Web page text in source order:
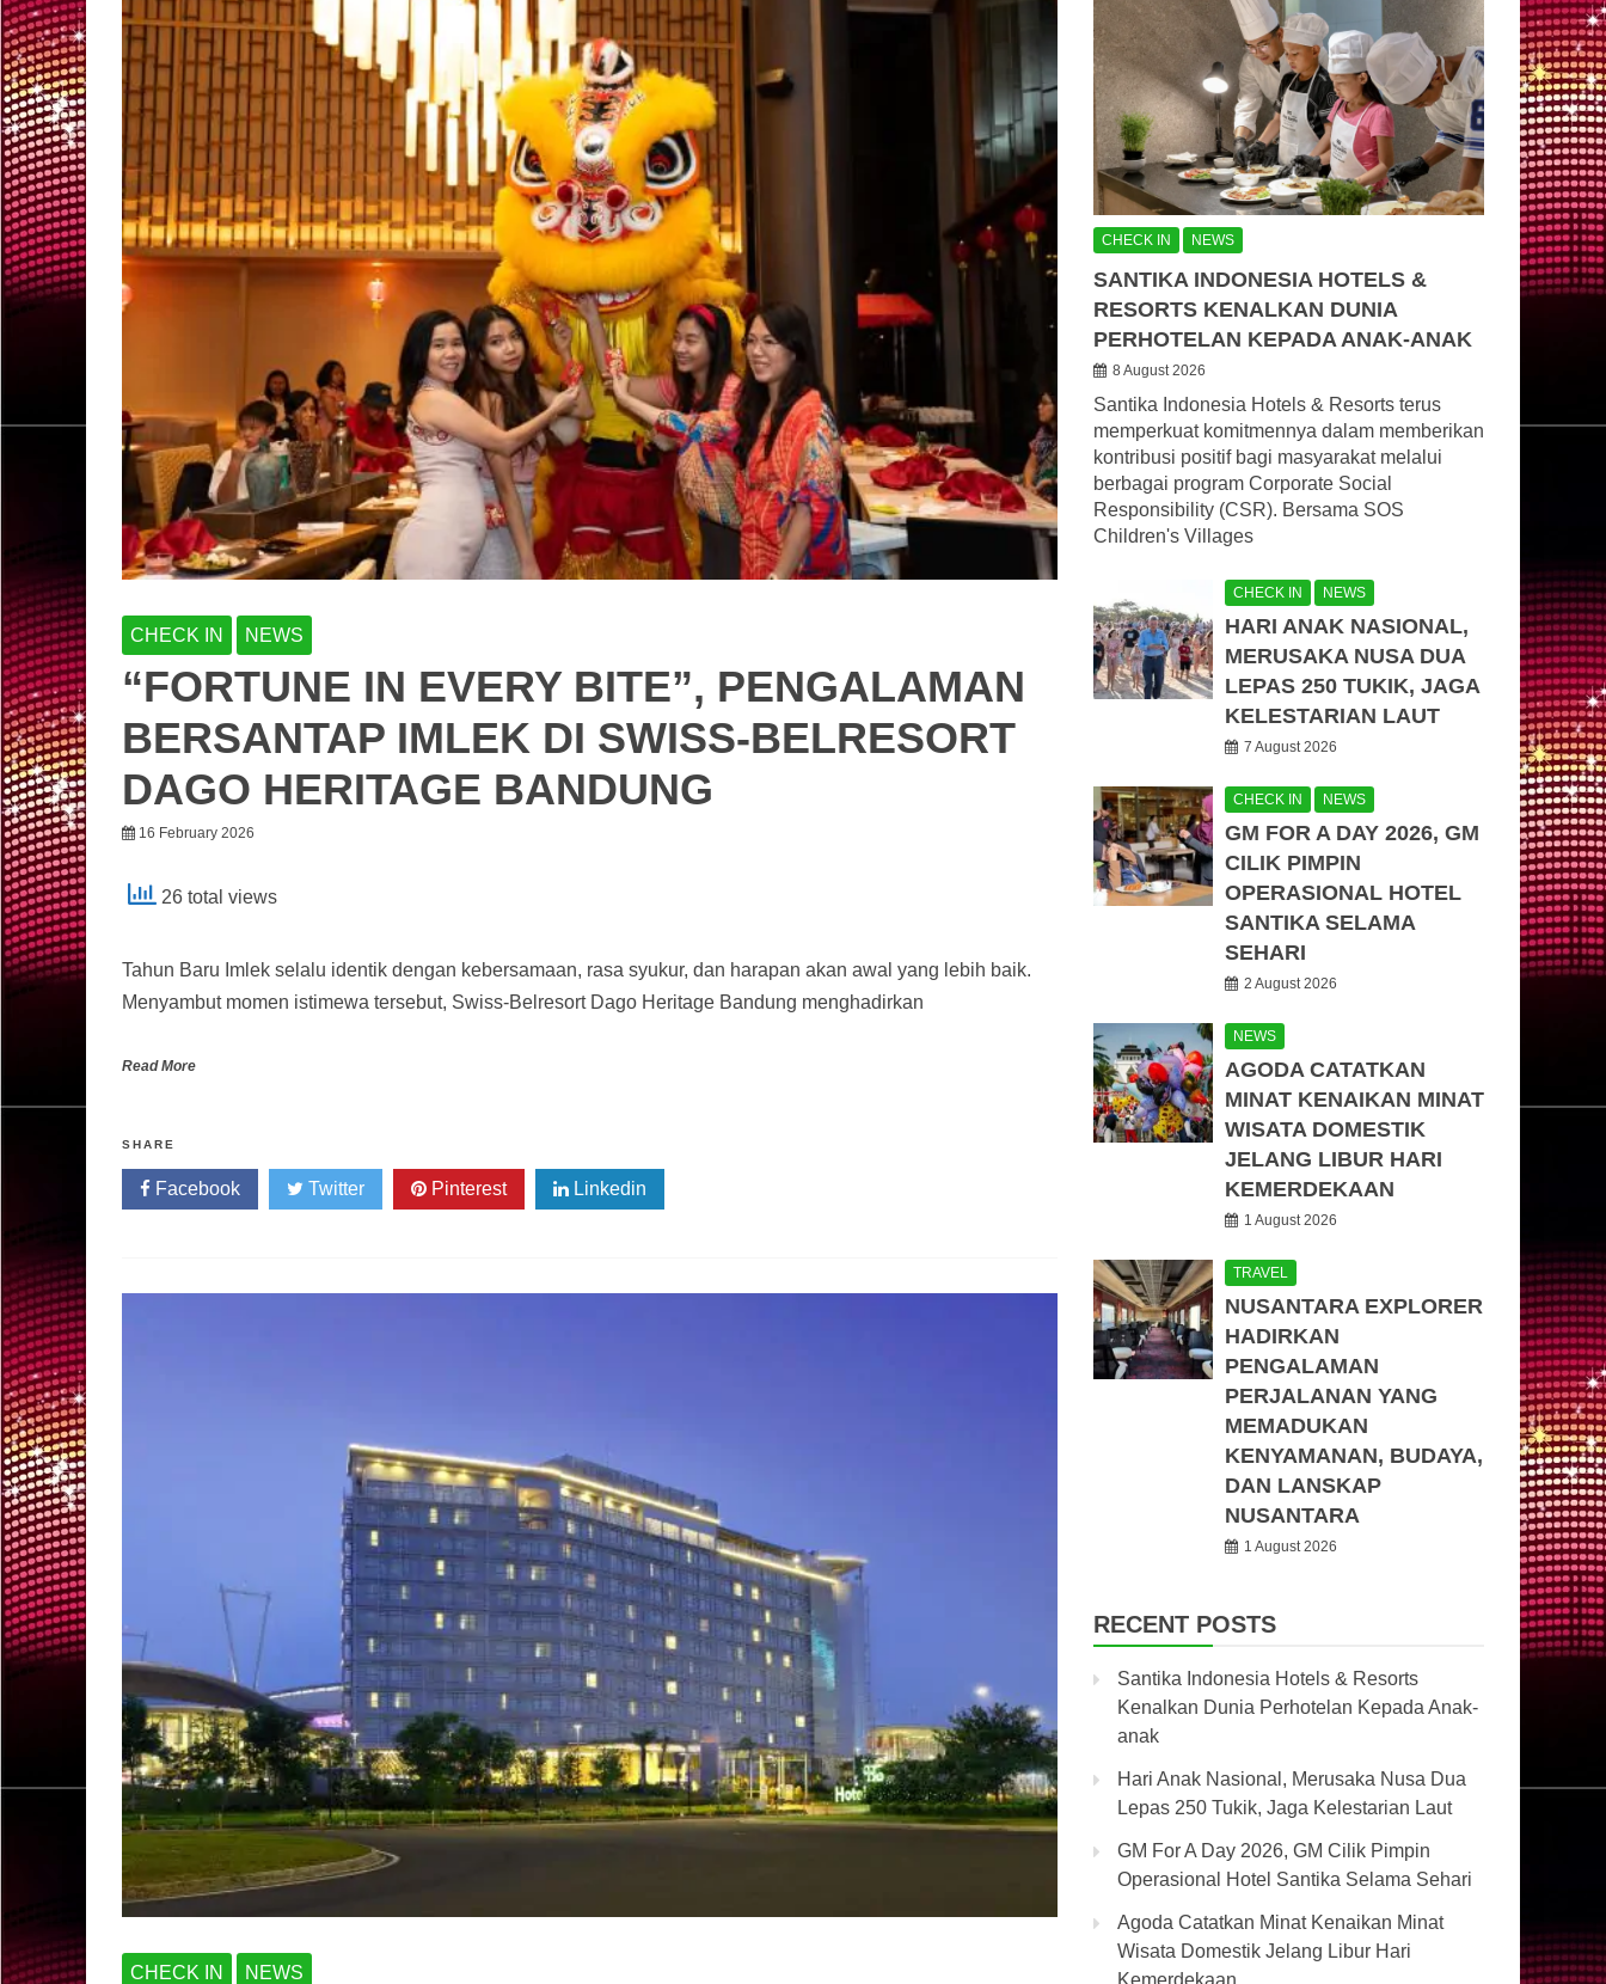
CHECK IN NEWS
“FORTUNE IN EVERY BITE”, PENGALAMAN
BERSANTAP IMLEK DI SWISS-BELRESORT
DAGO HERITAGE BANDUNG
16 February 2026
26 total views
Tahun Baru Imlek selalu identik dengan kebersamaan, rasa syukur, dan harapan akan awal yang lebih baik.
Menyambut momen istimewa tersebut, Swiss-Belresort Dago Heritage Bandung menghadirkan
Read More
SHARE
Facebook Twitter Pinterest Linkedin
CHECK IN NEWS
CHECK IN NEWS
SANTIKA INDONESIA HOTELS &
RESORTS KENALKAN DUNIA
PERHOTELAN KEPADA ANAK-ANAK
8 August 2026
Santika Indonesia Hotels & Resorts terus
memperkuat komitmennya dalam memberikan
kontribusi positif bagi masyarakat melalui
berbagai program Corporate Social
Responsibility (CSR). Bersama SOS
Children's Villages
CHECK IN NEWS
HARI ANAK NASIONAL,
MERUSAKA NUSA DUA
LEPAS 250 TUKIK, JAGA
KELESTARIAN LAUT
7 August 2026
CHECK IN NEWS
GM FOR A DAY 2026, GM
CILIK PIMPIN
OPERASIONAL HOTEL
SANTIKA SELAMA
SEHARI
2 August 2026
NEWS
AGODA CATATKAN
MINAT KENAIKAN MINAT
WISATA DOMESTIK
JELANG LIBUR HARI
KEMERDEKAAN
1 August 2026
TRAVEL
NUSANTARA EXPLORER
HADIRKAN
PENGALAMAN
PERJALANAN YANG
MEMADUKAN
KENYAMANAN, BUDAYA,
DAN LANSKAP
NUSANTARA
1 August 2026
RECENT POSTS
Santika Indonesia Hotels & Resorts
Kenalkan Dunia Perhotelan Kepada Anak-
anak
Hari Anak Nasional, Merusaka Nusa Dua
Lepas 250 Tukik, Jaga Kelestarian Laut
GM For A Day 2026, GM Cilik Pimpin
Operasional Hotel Santika Selama Sehari
Agoda Catatkan Minat Kenaikan Minat
Wisata Domestik Jelang Libur Hari